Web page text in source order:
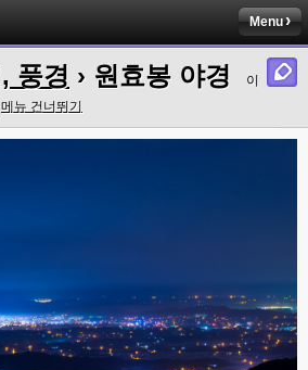
Menu
풍경 › 원효봉 야경
이
메뉴 건너뛰기